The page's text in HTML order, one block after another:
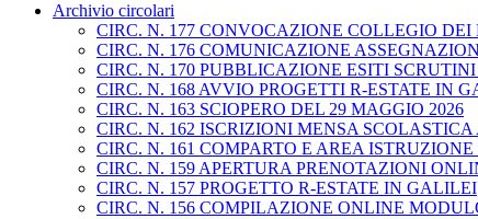
Archivio circolari
CIRC. N. 177 CONVOCAZIONE COLLEGIO DEI
CIRC. N. 176 COMUNICAZIONE
CIRC. N. 170 PUBBLICAZIONE ESITI
CIRC. N. 168 AVVIO PROGETTI R-ESTATE IN
CIRC. N. 163 SCIOPERO DEL 29 MAGGIO 2026
CIRC. N. 162 ISCRIZIONI MENSA SCOLASTICA
CIRC. N. 161 COMPARTO E AREA
CIRC. N. 159 APERTURA PRENOTAZIONI
CIRC. N. 157 PROGETTO R-ESTATE IN GALILEI
CIRC. N. 156 COMPILAZIONE ONLINE